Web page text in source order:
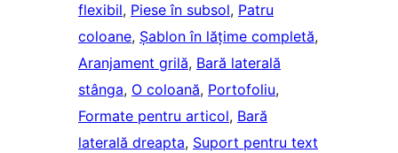
flexibil, Piese în subsol, Patru
coloane, Șablon în lățime completă
Aranjament grilă, Bară laterală
stânga, O coloană, Portofoliu
Formate pentru articol, Bară
laterală dreapta, Suport pentru text